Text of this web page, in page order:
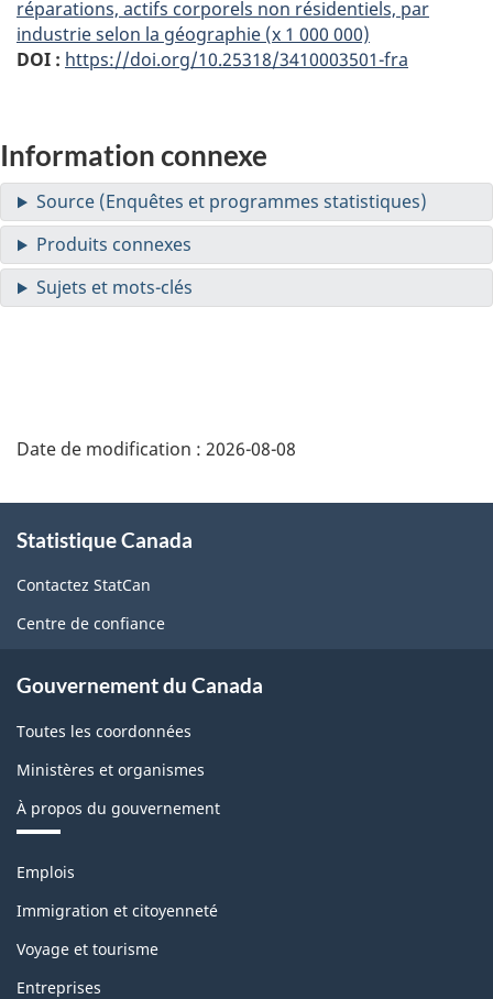
réparations, actifs corporels non résidentiels, par
industrie selon la géographie (x 1 000 000)
DOI : https://doi.org/10.25318/3410003501-fra
Information connexe
Date de modification : 2026-08-08
propos
de
ce
Statistique Canada
Contactez StatCan
Centre de confiance
Gouvernement du Canada
Toutes les coordonnées
Ministères et organismes
À propos du gouvernement
Thèmes
sujets
Emplois
Immigration et citoyenneté
Voyage et tourisme
Entreprises